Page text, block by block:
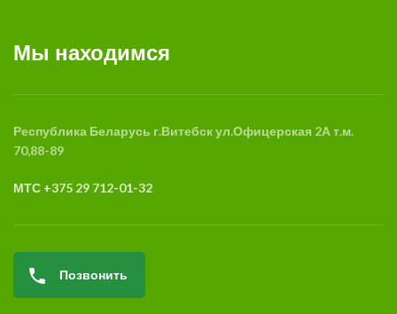
Мы находимся
Республика Беларусь г.Витебскул.Офицерская 2Ат.м.
70,88-89
МТС +375 29 712-01-32
Позвонить